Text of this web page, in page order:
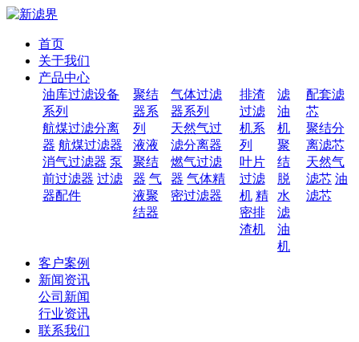
首页
关于我们
产品中心
油库过滤设备
系列
航煤过滤分离
器 航煤过滤器
消气过滤器 泵
前过滤器 过滤
器配件
聚结
器系
列
液液
聚结
器 气
液聚
结器
气体过滤
器系列
天然气过
滤分离器
燃气过滤
器 气体精
密过滤器
排渣
过滤
机系
列
叶片
过滤
机 精
密排
渣机
滤
油
机
聚
结
脱
水
滤
油
机
配套滤
芯
聚结分
离滤芯
天然气
滤芯 油
滤芯
客户案例
新闻资讯
公司新闻
行业资讯
联系我们